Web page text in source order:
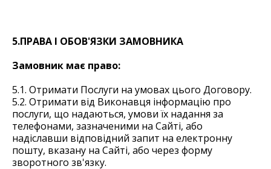
5.ПРАВА І ОБОВ'ЯЗКИ ЗАМОВНИКА
Замовник має право:
5.1. Отримати Послуги на умовах цього Договору.
5.2. Отримати від Виконавця інформацію про
послуги, що надаються, умови їх надання за
телефонами, зазначеними на Сайті, або
надіславши відповідний запит на електронну
пошту, вказану на Сайті, або через форму
зворотного зв'язку.